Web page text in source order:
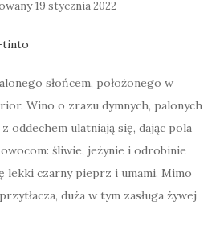
19 stycznia 2022
słońcem, położonego w
Wino o zrazu dymnych, palonych
oddechem ulatniają się, dając pola
śliwie, jeżynie i odrobinie
lekki czarny pieprz i umami. Mimo
duża w tym zasługa żywej